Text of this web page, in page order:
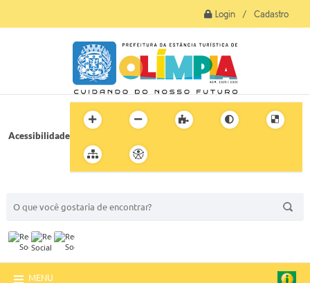
Login / Cadastro
Acessibilidade
MENU